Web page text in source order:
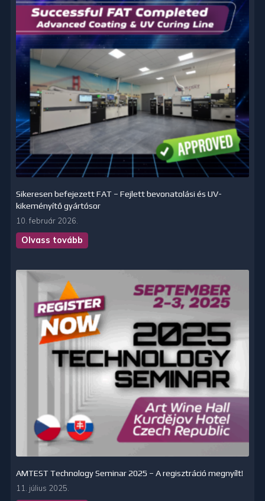
Sikeresen befejezett FAT – Fejlett bevonatolási és UV-
kikeményítő gyártósor
10. február 2026.
Olvass tovább
AMTEST Technology Seminar 2025 – A regisztráció megnyílt!
11. július 2025.